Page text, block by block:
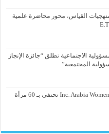
القياس، محور محاضرة علمية
الاجتماعية تطلق “جائزة الإنجاز
المجتمعية”
Inc. Arabia Women Of Influence 2026 تحتفي بـ 60 مرأة